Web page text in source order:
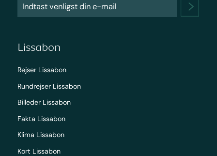
Lissabon
Rejser Lissabon
Rundrejser Lissabon
Billeder Lissabon
Fakta Lissabon
Klima Lissabon
Kort Lissabon